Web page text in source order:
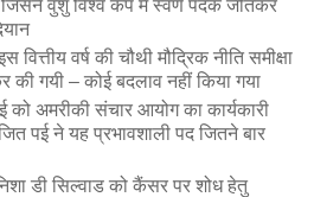
जिसने वुशु विश्व कप में स्वर्ण पदक जीतकर
वित्तीय वर्ष की चौथी मौद्रिक नीति समीक्षा
गयी – कोई बदलाव नहीं किया गया
अमरीकी संचार आयोग का कार्यकारी
पई ने यह प्रभावशाली पद जितने बार
डी सिल्वाड को कैंसर पर शोध हेतु